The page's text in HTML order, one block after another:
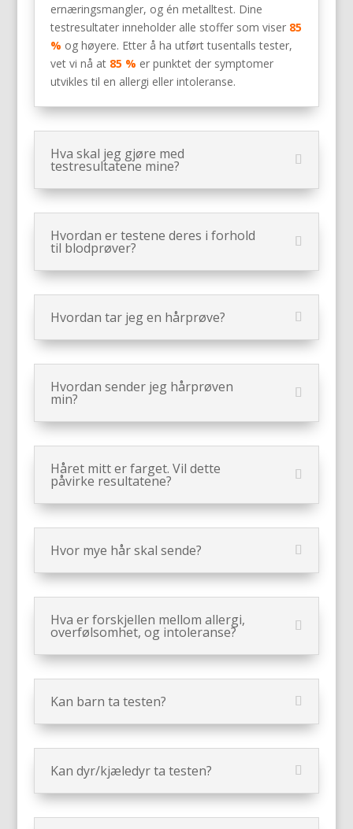
ernæringsmangler, og én metalltest. Dine
testresultater inneholder alle stoffer som viser 85
% og høyere. Etter å ha utført tusentalls tester,
vet vi nå at 85 % er punktet der symptomer
utvikles til en allergi eller intoleranse.
Hva skal jeg gjøre med
testresultatene mine?
Hvordan er testene deres i forhold
til blodprøver?
Hvordan tar jeg en hårprøve?
Hvordan sender jeg hårprøven
min?
Håret mitt er farget. Vil dette
påvirke resultatene?
Hvor mye hår skal sende?
Hva er forskjellen mellom allergi,
overfølsomhet, og intoleranse?
Kan barn ta testen?
Kan dyr/kjæledyr ta testen?